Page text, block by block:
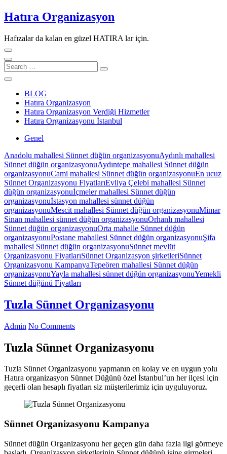
Skip
to
Hatıra Organizasyon
Hafızalar da kalan en güzel HATIRA lar için.
Search
…
BLOG
Hatıra Organizasyon
Hatıra Organizasyon Verdiği Hizmetler
Hatıra Organizasyonu İstanbul
Genel
Anadolu mahallesi Sünnet düğün organizasyonuAydınlı mahallesi
Sünnet düğün organizasyonuAydıntepe mahallesi Sünnet düğün
organizasyonuCami mahallesi Sünnet düğün organizasyonuEn ucuz
Sünnet Organizasyonu FiyatlarıEvliya Çelebi mahallesi Sünnet
düğün organizasyonuİçmeler mahallesi Sünnet düğün
organizasyonuİstasyon mahallesi sünnet düğün
organizasyonuMescit mahallesi Sünnet düğün organizasyonuMimar
Sinan mahallesi sünnet düğün organizasyonuOrhanlı mahallesi
Sünnet düğün organizasyonuOrta mahalle Sünnet düğün
organizasyonuPostane mahallesi Sünnet düğün organizasyonuŞifa
mahallesi Sünnet düğün organizasyonuSünnet mevlüt
Organizasyonu FiyatlarıSünnet Organizasyon şirketleriSünnet
Organizasyonu KampanyaTepeören mahallesi Sünnet düğün
organizasyonuYayla mahallesi sünnet düğün organizasyonuYemekli
Sünnet düğünü Fiyatları
Tuzla Sünnet Organizasyonu
Admin No Comments
Tuzla Sünnet Organizasyonu
Tuzla Sünnet Organizasyonu yapmanın en kolay ve en uygun yolu
Hatıra organizasyon Sünnet Düğünü özel İstanbul’un her ilçesi için
geçerli olan hesaplı fiyatları siz müşterilerimiz için uyguluyoruz.
Sünnet Organizasyonu Kampanya
Sünnet düğün Organizasyonu her geçen gün daha fazla ilgi görmeye